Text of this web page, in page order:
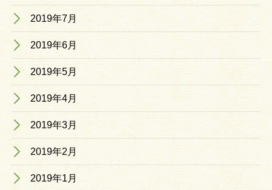
2019年7月
2019年6月
2019年5月
2019年4月
2019年3月
2019年2月
2019年1月